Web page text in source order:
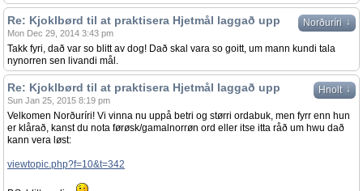
Norðuríri ↓
Re: Kjoklbørd til at praktisera Hjetmål laggað upp
Mon Dec 29, 2014 3:43 pm
Takk fyri, dað var so blitt av dog! Dað skal vara so goitt, um mann kundi tala
nynorren sen livandi mål.
Hnolt ↓
Re: Kjoklbørd til at praktisera Hjetmål laggað upp
Sun Jan 25, 2015 8:19 pm
Velkomen Norðuríri! Vi vinna nu uppå betri og størri ordabuk, men fyrr enn hun
er klårað, kanst du nota førøsk/gamalnorrøn ord eller itse itta råð um hwu dað
kann vera løst:
viewtopic.php?f=10&t=342